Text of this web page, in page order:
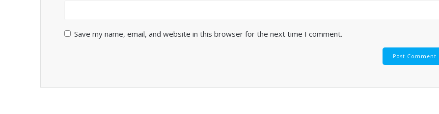
Save my name, email, and website in this browser for the next time I comment.